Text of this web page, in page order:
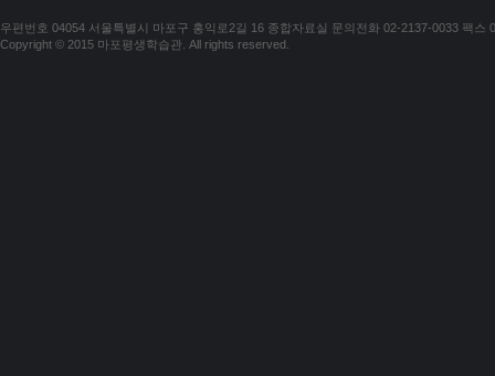
우편번호 04054 서울특별시 마포구 홍익로2길 16 종합자료실 문의전화 02-2137-0033 팩스
Copyright © 2015 마포평생학습관. All rights reserved.